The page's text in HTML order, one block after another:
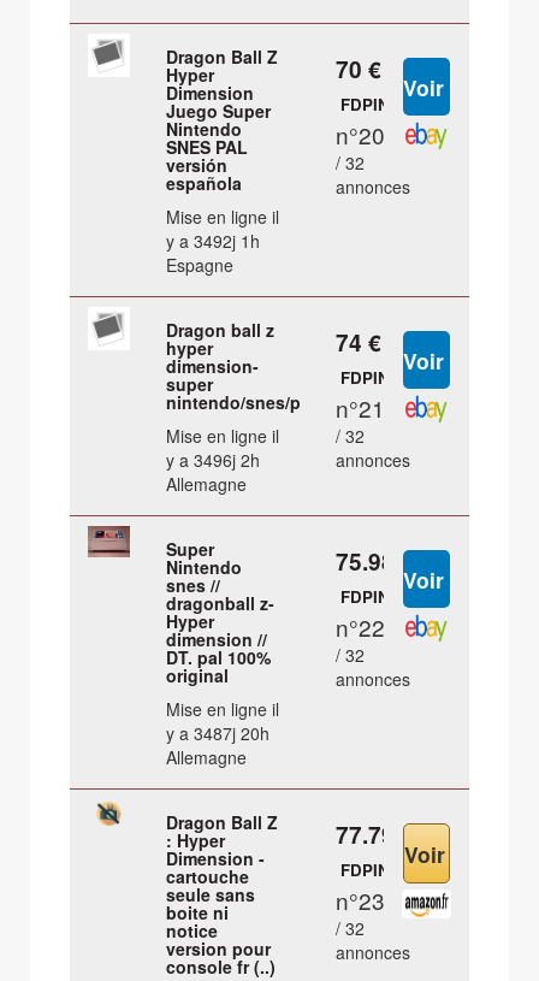
Dragon Ball Z
Hyper
Dimension
Juego Super
Nintendo
SNES PAL
versión
española
Mise en ligne il
y a 3492j 1h
Espagne
70 €
FDPIN
n°20
/ 32
annonces
Dragon ball z
hyper
dimension-
super
nintendo/snes/pal/m8
Mise en ligne il
y a 3496j 2h
Allemagne
74 €
FDPIN
n°21
/ 32
annonces
Super
Nintendo
snes //
dragonball z-
Hyper
dimension //
DT. pal 100%
original
Mise en ligne il
y a 3487j 20h
Allemagne
75.98 €
FDPIN
n°22
/ 32
annonces
Dragon Ball Z
: Hyper
Dimension -
cartouche
seule sans
boite ni
notice
version pour
console fr (..)
77.79 €
FDPIN
n°23
/ 32
annonces